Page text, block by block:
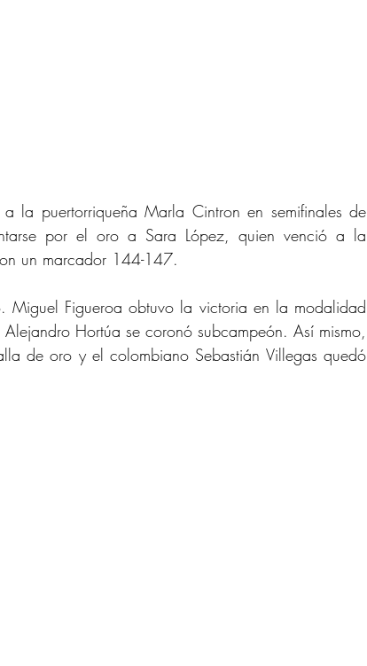
la puertorriqueña Marla Cintron en semifinales de
por el oro a Sara López, quien venció a la
un marcador 144-147.
Miguel Figueroa obtuvo la victoria en la modalidad
Hortúa se coronó subcampeón. Así mismo,
de oro y el colombiano Sebastián Villegas quedó